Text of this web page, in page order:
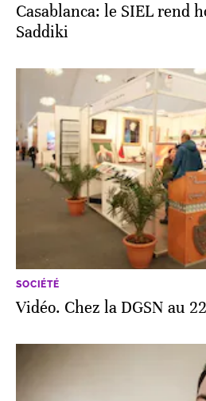
Casablanca: le SIEL rend
Saddiki
SOCIÉTÉ
Vidéo. Chez la DGSN au